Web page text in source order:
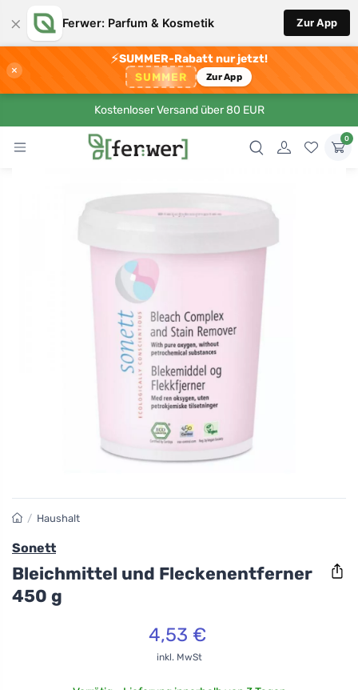
× Ferwer: Parfum & Kosmetik Zur App
×
⚡SUMMER-Rabatt nur jetzt!
SUMMER Zur App
Kostenloser Versand über 80 EUR
0
/ Haushalt
Sonett
Bleichmittel und Fleckenentferner
450 g
4,53 €
inkl. MwSt